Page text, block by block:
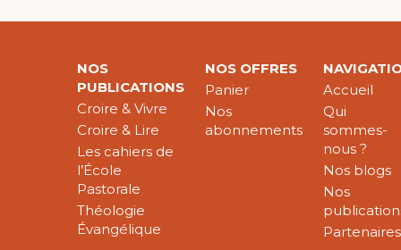
NOS
PUBLICATIONS
Croire & Vivre
Croire & Lire
Les cahiers de
l’École
Pastorale
Théologie
Évangélique
NOS OFFRES
Panier
Nos
abonnements
Accueil
Qui
sommes-
nous ?
Nos blogs
Nos
Partenaires